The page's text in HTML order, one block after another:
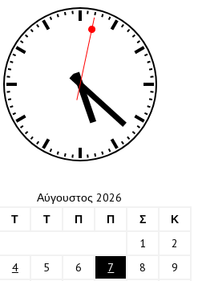
Αύγουστος 2026
Τ Τ Π Π Σ
Κ
1
2
4 5 6 7 8
9